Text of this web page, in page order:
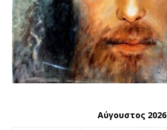
Αύγουστος 2026